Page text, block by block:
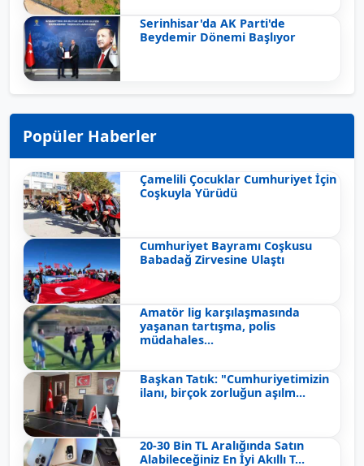
Serinhisar'da AK Parti'de
Beydemir Dönemi Başlıyor
Popüler Haberler
Çamelili Çocuklar Cumhuriyet İçin
Coşkuyla Yürüdü
Cumhuriyet Bayramı Coşkusu
Babadağ Zirvesine Ulaştı
Amatör lig karşılaşmasında
yaşanan tartışma, polis
müdahales...
Başkan Tatık: "Cumhuriyetimizin
ilanı, birçok zorluğun aşılm...
20-30 Bin TL Aralığında Satın
Alabileceğiniz En İyi Akıllı T...